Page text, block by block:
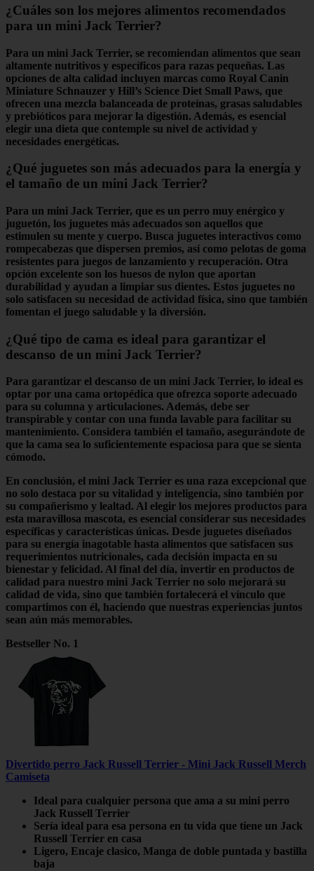
¿Cuáles son los mejores alimentos recomendados
para un mini Jack Terrier?
Para un mini Jack Terrier, se recomiendan alimentos que sean
altamente nutritivos y específicos para razas pequeñas. Las
opciones de alta calidad incluyen marcas como Royal Canin
Miniature Schnauzer y Hill’s Science Diet Small Paws, que
ofrecen una mezcla balanceada de proteínas, grasas saludables
y prebióticos para mejorar la digestión. Además, es esencial
elegir una dieta que contemple su nivel de actividad y
necesidades energéticas.
¿Qué juguetes son más adecuados para la energía y
el tamaño de un mini Jack Terrier?
Para un mini Jack Terrier, que es un perro muy enérgico y
juguetón, los juguetes más adecuados son aquellos que
estimulen su mente y cuerpo. Busca juguetes interactivos como
rompecabezas que dispersen premios, así como pelotas de goma
resistentes para juegos de lanzamiento y recuperación. Otra
opción excelente son los huesos de nylon que aportan
durabilidad y ayudan a limpiar sus dientes. Estos juguetes no
solo satisfacen su necesidad de actividad física, sino que también
fomentan el juego saludable y la diversión.
¿Qué tipo de cama es ideal para garantizar el
descanso de un mini Jack Terrier?
Para garantizar el descanso de un mini Jack Terrier, lo ideal es
optar por una cama ortopédica que ofrezca soporte adecuado
para su columna y articulaciones. Además, debe ser
transpirable y contar con una funda lavable para facilitar su
mantenimiento. Considera también el tamaño, asegurándote de
que la cama sea lo suficientemente espaciosa para que se sienta
cómodo.
En conclusión, el mini Jack Terrier es una raza excepcional que
no solo destaca por su vitalidad y inteligencia, sino también por
su compañerismo y lealtad . Al elegir los mejores productos para
esta maravillosa mascota, es esencial considerar sus necesidades
específicas y características únicas. Desde juguetes diseñados
para su energía inagotable hasta alimentos que satisfacen sus
requerimientos nutricionales, cada decisión impacta en su
bienestar y felicidad . Al final del día, invertir en productos de
calidad para nuestro mini Jack Terrier no solo mejorará su
calidad de vida, sino que también fortalecerá el vínculo que
compartimos con él, haciendo que nuestras experiencias juntos
sean aún más memorables.
Bestseller No. 1
Divertido perro Jack Russell Terrier - Mini Jack Russell Merch
Camiseta
Ideal para cualquier persona que ama a su mini perro
Jack Russell Terrier
Sería ideal para esa persona en tu vida que tiene un Jack
Russell Terrier en casa
Ligero, Encaje clasico, Manga de doble puntada y bastilla
baja